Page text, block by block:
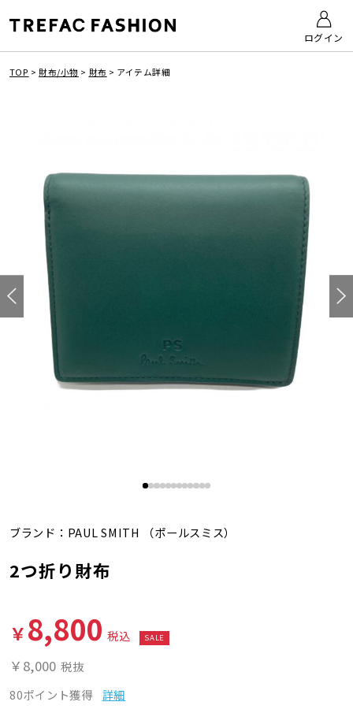
ログイン
TOP > 財布/小物 > 財布 > アイテム詳細
ブランド： PAUL SMITH （ポールスミス）
2つ折り財布
￥8,800 税込 SALE
￥8,000 税抜
80ポイント獲得
詳細